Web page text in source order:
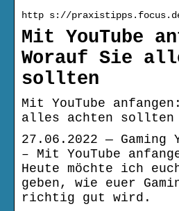
http s://
Mit YouTube
Worauf Sie
sollten
Mit YouTube
alles achten sollten |
27.06.2022 — Gaming
– Mit YouTube
Heute möchte ich
geben, wie euer
richtig gut wird.